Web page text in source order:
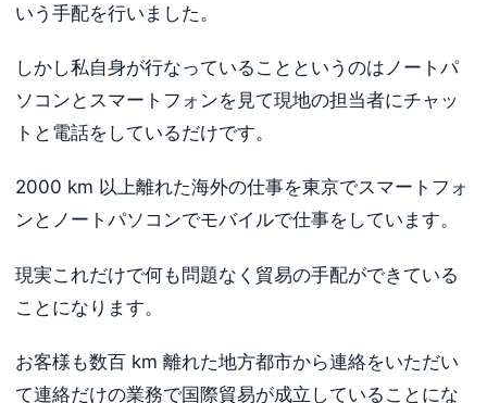
いう手配を行いました。
しかし私自身が行なっていることというのはノートパ
ソコンとスマートフォンを見て現地の担当者にチャッ
トと電話をしているだけです。
2000 km 以上離れた海外の仕事を東京でスマートフォ
ンとノートパソコンでモバイルで仕事をしています。
現実これだけで何も問題なく貿易の手配ができている
ことになります。
お客様も数百 km 離れた地方都市から連絡をいただい
て連絡だけの業務で国際貿易が成立していることにな